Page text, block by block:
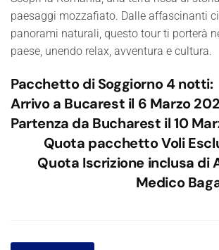
paesaggi mozzafiato. Dalle affascinanti
panorami naturali, questo tour ti porterà
paese, unendo relax, avventura e cultura.
Pacchetto di Soggiorno 4 notti:
Arrivo a Bucarest il 6 Marzo
Partenza da Bucharest il 10
Quota pacchetto Voli
Quota Iscrizione inclusa di
Medico